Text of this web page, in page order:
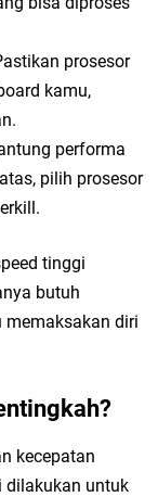
prosesor
kamu,
performa
pilih prosesor
tinggi
butuh
memaksakan diri
kecepatan
dilakukan untuk